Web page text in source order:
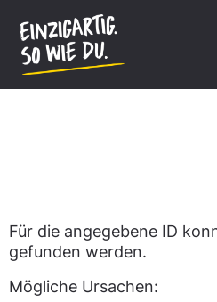
springen
Für die angegebene ID
gefunden werden.
Mögliche Ursachen: